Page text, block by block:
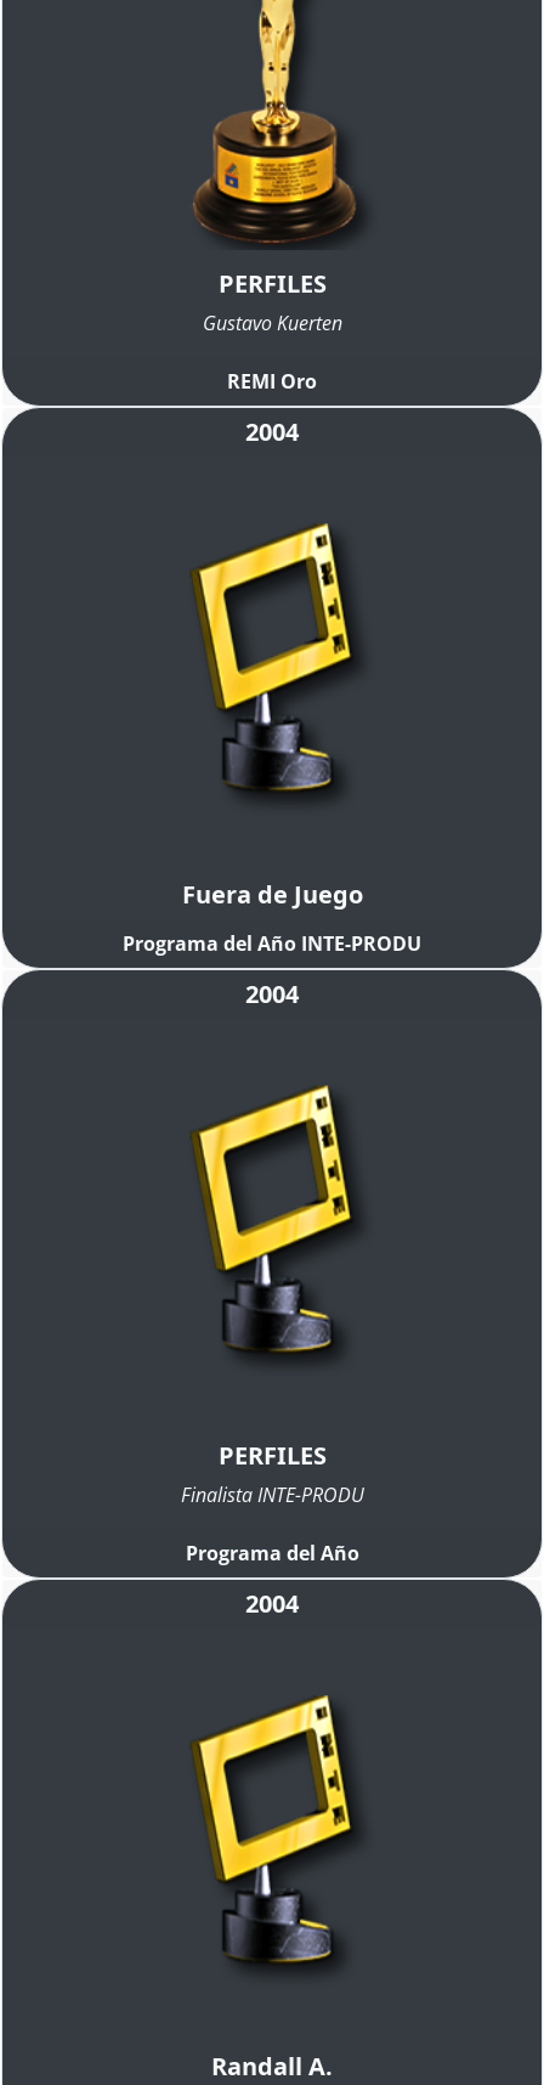
PERFILES
Gustavo Kuerten
REMI Oro
2004
Fuera de Juego
Programa del Año INTE-PRODU
2004
PERFILES
Finalista INTE-PRODU
Programa del Año
2004
Randall A.